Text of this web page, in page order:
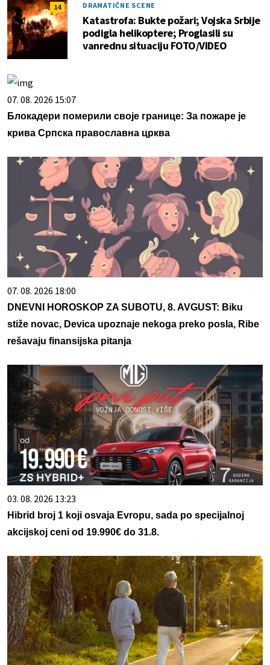
14 DRAMATIČNE SCENE
Katastrofa: Bukte požari; Vojska Srbije
podigla helikoptere; Proglasili su
vanrednu situaciju FOTO/VIDEO
07. 08. 2026 15:07
Блокадери померили своје границе: За пожаре је
крива Српска православна црква
07. 08. 2026 18:00
DNEVNI HOROSKOP ZA SUBOTU, 8. AVGUST: Biku
stiže novac, Devica upoznaje nekoga preko posla, Ribe
rešavaju finansijska pitanja
03. 08. 2026 13:23
Hibrid broj 1 koji osvaja Evropu, sada po specijalnoj
akcijskoj ceni od 19.990€ do 31.8.